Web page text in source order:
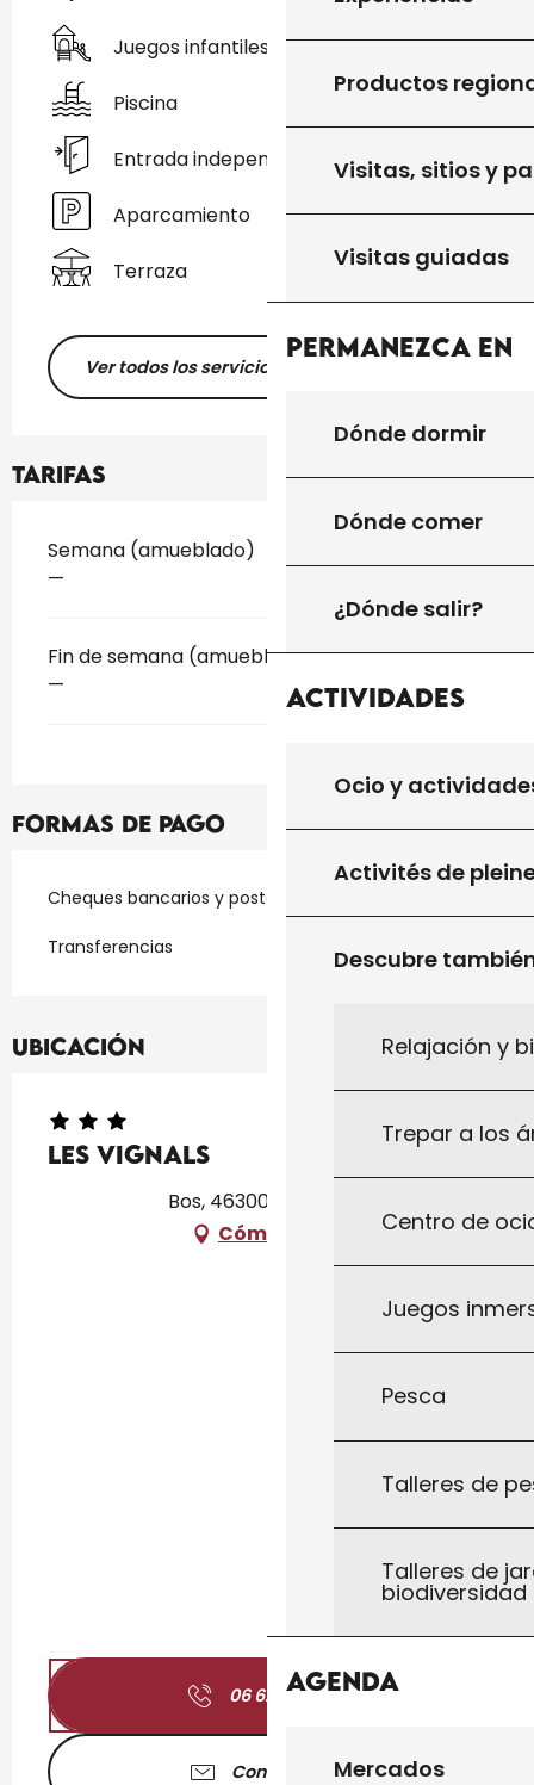
Productos
Visitas, sitios y
Visitas guiadas
Permanezca en
Dónde dormir
Dónde comer
¿Dónde salir?
Actividades
Ocio y
Activités de
Descubre
Relajación y
Trepar a los
Centro de
Juegos
Pesca
Talleres de
Talleres de
biodiversidad
Agenda
Mercados
Juegos infantiles / Zona de juegos
Piscina
Entrada independiente
Aparcamiento
Terraza
Ver todos los servicios
Tarifas
Tarifas 2026
Semana (amueblado)
—
Fin de semana (amueblado)
—
Formas de pago
Cheques bancarios y postales
Transferencias
Ubicación
Les Vignals
Bos, 46300 Rouffilhac
Cómo llegar
06 62 31 67▒▒
Contáctenos